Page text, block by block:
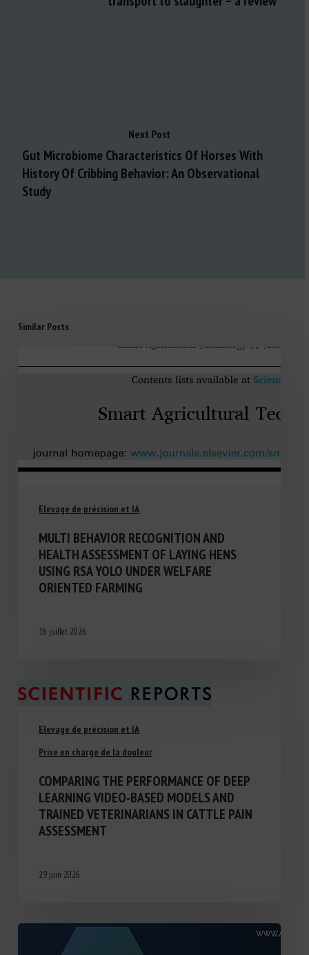
Next Post
Gut Microbiome Characteristics Of Horses With
History Of Cribbing Behavior: An Observational
Study
Similar Posts
Elevage de précision et IA
MULTI BEHAVIOR RECOGNITION AND
HEALTH ASSESSMENT OF LAYING HENS
USING RSA YOLO UNDER WELFARE
ORIENTED FARMING
16 juillet 2026
Elevage de précision et IA
Prise en charge de la douleur
COMPARING THE PERFORMANCE OF DEEP
LEARNING VIDEO-BASED MODELS AND
TRAINED VETERINARIANS IN CATTLE PAIN
ASSESSMENT
29 juin 2026